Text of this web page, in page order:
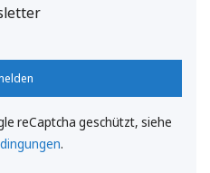
reCaptcha geschützt, siehe
.